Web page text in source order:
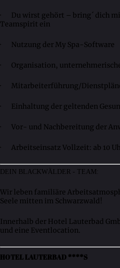
· Du wirst gehört – bring´ dich
Teamspirit ein
· Nutzung der My Spa-Software
· Organisation,
· Mitarbeiterführung/
· Einhaltung der geltenden
· Vor- und Nachbereitung der
· Arbeitseinsatz Vollzeit: ab 10
DEIN BLACKWÄLDER - TEAM:
Wir leben familiäre
Seele mitten im Schwarzwald!
Innerhalb der Hotel Lauterbad
und eine Eventlocation.
HOTEL LAUTERBAD ****S